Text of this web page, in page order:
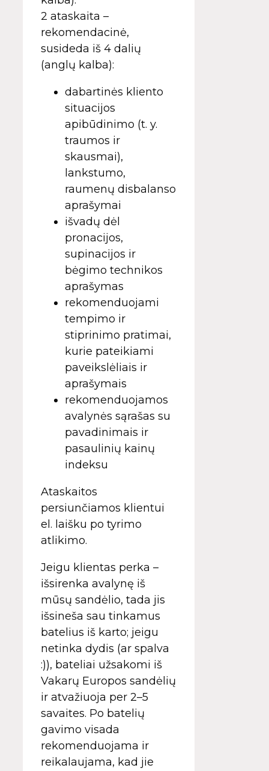
2 ataskaita –
rekomendacinė,
susideda iš 4 dalių
(anglų kalba):
dabartinės kliento
situacijos
apibūdinimo (t. y.
traumos ir
skausmai),
lankstumo,
raumenų disbalanso
aprašymai
išvadų dėl
pronacijos,
supinacijos ir
bėgimo technikos
aprašymas
rekomenduojami
tempimo ir
stiprinimo pratimai,
kurie pateikiami
paveikslėliais ir
aprašymais
rekomenduojamos
avalynės sąrašas su
pavadinimais ir
pasaulinių kainų
indeksu
Ataskaitos
persiunčiamos klientui
el. laišku po tyrimo
atlikimo.
Jeigu klientas perka –
išsirenka avalynę iš
mūsų sandėlio, tada jis
išsineša sau tinkamus
batelius iš karto; jeigu
netinka dydis (ar spalva
:)), bateliai užsakomi iš
Vakarų Europos sandėlių
ir atvažiuoja per 2–5
savaites. Po batelių
gavimo visada
rekomenduojama ir
reikalaujama, kad jie